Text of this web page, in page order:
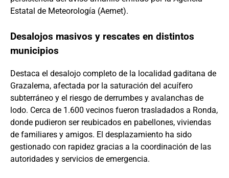
Estatal de Meteorología (Aemet).
Desalojos masivos y rescates en distintos
municipios
Destaca el desalojo completo de la localidad gaditana de
Grazalema, afectada por la saturación del acuífero
subterráneo y el riesgo de derrumbes y avalanchas de
lodo. Cerca de 1.600 vecinos fueron trasladados a Ronda,
donde pudieron ser reubicados en pabellones, viviendas
de familiares y amigos. El desplazamiento ha sido
gestionado con rapidez gracias a la coordinación de las
autoridades y servicios de emergencia.